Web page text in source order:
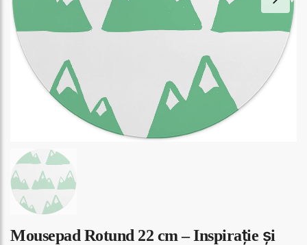
Mousepad Rotund 22 cm – Inspirație și